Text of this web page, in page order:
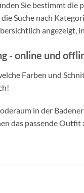
Sie bestimmt
Suche nach
angezeigt,
- online und
Farben und
in der
das passende Outfit